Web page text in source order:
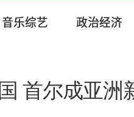
首尔成亚洲